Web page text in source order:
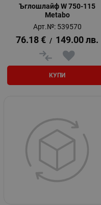
Ъглошлайф W 750-115
Metabo
Арт.№: 539570
76.18 € / 149.00 лв.
КУПИ